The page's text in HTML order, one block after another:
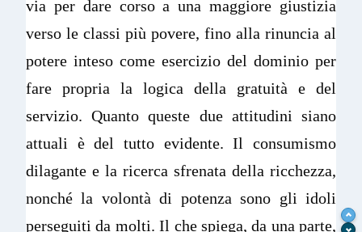
via per dare corso a una maggiore giustizia
verso le classi più povere, fino alla rinuncia al
potere inteso come esercizio del dominio per
fare propria la logica della gratuità e del
servizio. Quanto queste due attitudini siano
attuali è del tutto evidente. Il consumismo
dilagante e la ricerca sfrenata della ricchezza,
nonché la volontà di potenza sono gli idoli
perseguiti da molti. Il che spiega, da una parte,